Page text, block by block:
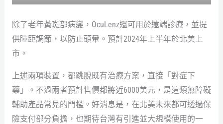
除了老年黃斑部病變，OcuLenz還可用於遠端診療，並提
供瞳距調節，以防止頭暈。預計2024年上半年於北美上
市。
上述兩項裝置，都跳脫既有治療方案，直接「對症下
藥」。不過兩者預計售價都將近6000美元，是這類無障礙
輔助產品常見的門檻。好消息是，在北美未來都可透過保
險支付部分負擔，也期待台灣有引進並大規模使用的一